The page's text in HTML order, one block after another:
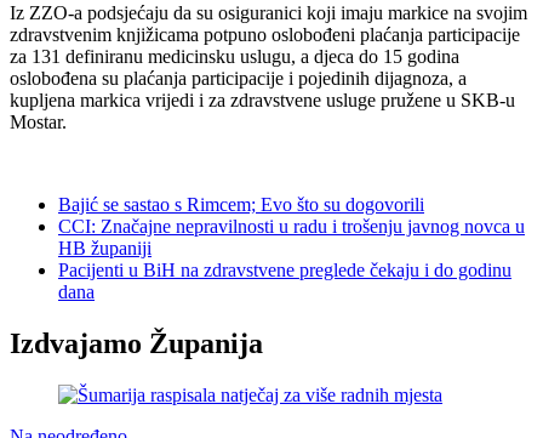
Iz ZZO-a podsjećaju da su osiguranici koji imaju markice na svojim
zdravstvenim knjižicama potpuno oslobođeni plaćanja participacije
za 131 definiranu medicinsku uslugu, a djeca do 15 godina
oslobođena su plaćanja participacije i pojedinih dijagnoza, a
kupljena markica vrijedi i za zdravstvene usluge pružene u SKB-u
Mostar.
Bajić se sastao s Rimcem; Evo što su dogovorili
CCI: Značajne nepravilnosti u radu i trošenju javnog novca u
HB županiji
Pacijenti u BiH na zdravstvene preglede čekaju i do godinu
dana
Izdvajamo Županija